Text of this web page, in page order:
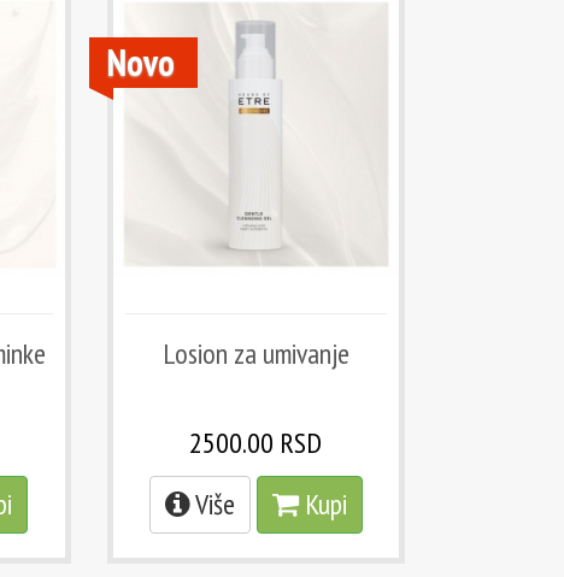
Losion za umivanje
2500.00 RSD
Više
Kupi
Novo